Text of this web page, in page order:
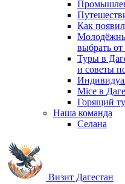
Как
выбрать
Туры в
и советы
Mice в
Горящий
Наша команда
Селана
Визит Дагестан